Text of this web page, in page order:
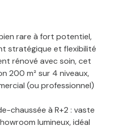
rare à fort potentiel,
stratégique et flexibilité
rénové avec soin, cet
200 m² sur 4 niveaux,
(ou professionnel)
chaussée à R+2 : vaste
lumineux, idéal